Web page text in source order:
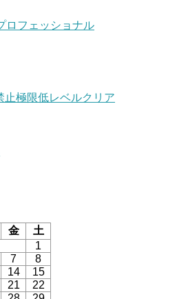
ロフェッショナル
止極限低レベルクリア
金
土
1
7
8
14
15
21
22